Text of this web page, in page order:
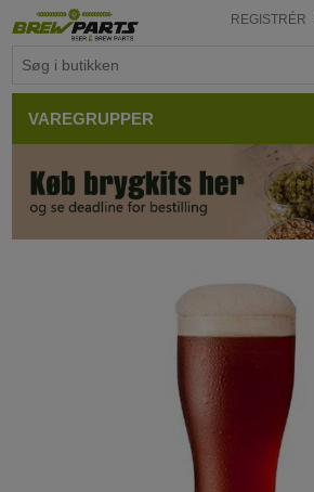
REGISTRÉR
VAREGRUPPER